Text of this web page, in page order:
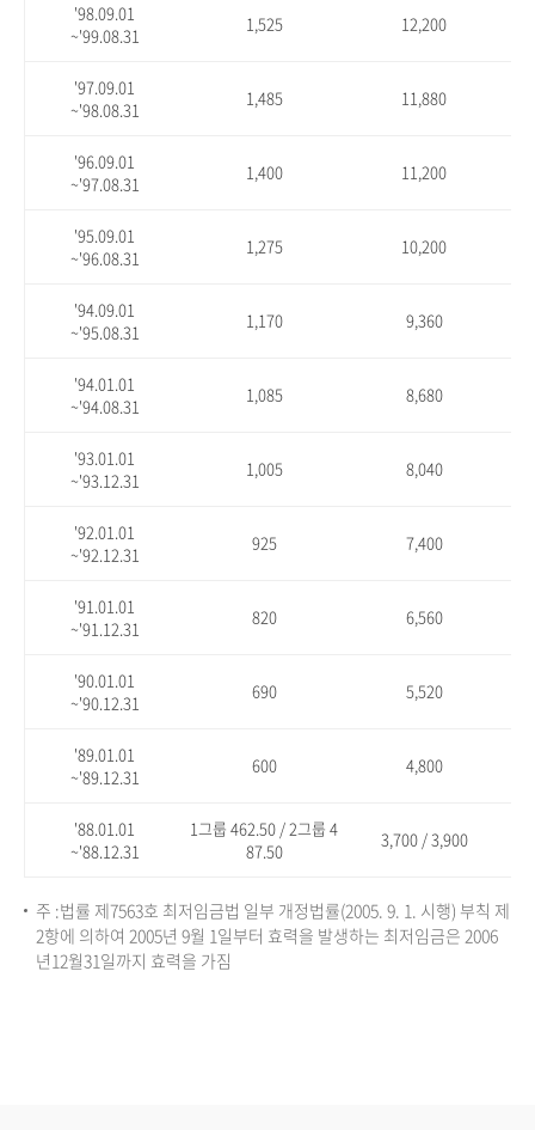
'98.09.01
~'99.08.31
1,525 12,200
'97.09.01
~'98.08.31
1,485 11,880
'96.09.01
~'97.08.31
1,400 11,200
'95.09.01
~'96.08.31
1,275 10,200
'94.09.01
~'95.08.31
1,170 9,360
'94.01.01
~'94.08.31
1,085 8,680
'93.01.01
~'93.12.31
1,005 8,040
'92.01.01
~'92.12.31
925 7,400
'91.01.01
~'91.12.31
820 6,560
'90.01.01
~'90.12.31
690 5,520
'89.01.01
~'89.12.31
600 4,800
'88.01.01
~'88.12.31
1그룹 462.50 / 2그룹 4
87.50
3,700 / 3,900
주 :법률 제7563호 최저임금법 일부 개정법률(2005. 9. 1. 시행) 부칙 제
2항에 의하여 2005년 9월 1일부터 효력을 발생하는 최저임금은 2006
년12월31일까지 효력을 가짐